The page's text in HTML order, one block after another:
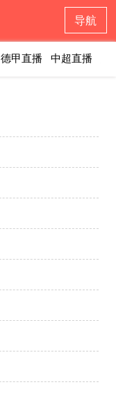
导航
德甲直播 中超直播